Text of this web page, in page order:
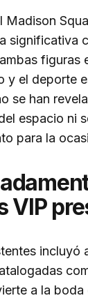
Madison
significativa
figuras
y el deporte
se han
espacio ni
para la
VIP
incluyó
a la